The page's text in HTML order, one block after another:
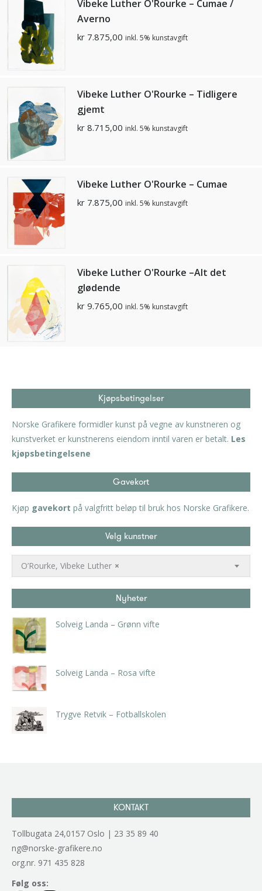
Vibeke Luther O'Rourke – Cumae /
Averno
kr 7.875,00 inkl. 5% kunstavgift
Vibeke Luther O'Rourke – Tidligere
gjemt
kr 8.715,00 inkl. 5% kunstavgift
Vibeke Luther O'Rourke – Cumae
kr 7.875,00 inkl. 5% kunstavgift
Vibeke Luther O'Rourke –Alt det
glødende
kr 9.765,00 inkl. 5% kunstavgift
Kjøpsbetingelser
Norske Grafikere formidler kunst på vegne av kunstneren og
kunstverket er kunstnerens eiendom inntil varen er betalt. Les
kjøpsbetingelsene
Gavekort
Kjøp gavekort på valgfritt beløp til bruk hos Norske Grafikere.
Velg kunstner
×
O’Rourke, Vibeke Luther
Nyheter
Solveig Landa – Grønn vifte
Solveig Landa – Rosa vifte
Trygve Retvik – Fotballskolen
KONTAKT
Tollbugata 24,0157 Oslo | 23 35 89 40
ng@norske-grafikere.no
org.nr. 971 435 828
Følg oss: